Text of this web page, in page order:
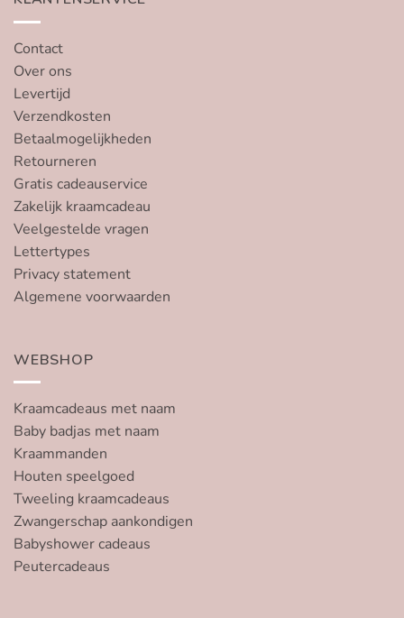
Contact
Over ons
Levertijd
Verzendkosten
Betaalmogelijkheden
Retourneren
Gratis cadeauservice
Zakelijk kraamcadeau
Veelgestelde vragen
Lettertypes
Privacy statement
Algemene voorwaarden
WEBSHOP
Kraamcadeaus met naam
Baby badjas met naam
Kraammanden
Houten speelgoed
Tweeling kraamcadeaus
Zwangerschap aankondigen
Babyshower cadeaus
Peutercadeaus